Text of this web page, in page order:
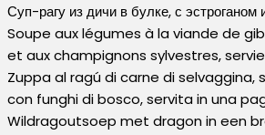
Суп-рагу из дичи в булке, с эстроганом
Soupe aux légumes à la viande de
et aux champignons sylvestres,
Zuppa al ragú di carne di selvaggina,
con funghi di bosco, servita in una
Wildragoutsoep met dragon in een